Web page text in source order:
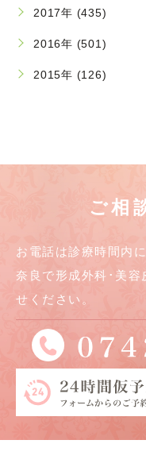
2017年 (435)
2016年 (501)
2015年 (126)
ご相
お電話は診療時間内
奈良で形成外科･美容
せください。